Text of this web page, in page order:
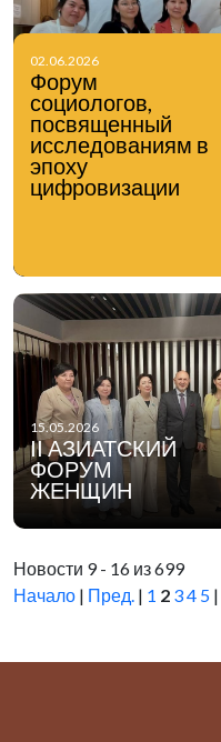
02.06.2026
Форум
социологов,
посвященный
исследованиям в
эпоху
цифровизации
15.05.2026
II АЗИАТСКИЙ
ФОРУМ
ЖЕНЩИН
Новости 9 - 16 из 699
Начало | Пред. | 1 2 34 5 |